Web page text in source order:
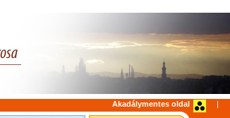
|
Akadálymentes oldal